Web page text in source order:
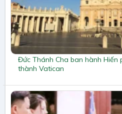
Đức Thánh Cha ban hành Hiến
thành Vatican